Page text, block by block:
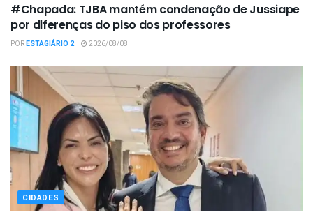
#Chapada: TJBA mantém condenação de Jussiape
por diferenças do piso dos professores
PORESTAGIÁRIO 2 2026/08/08
CIDADES